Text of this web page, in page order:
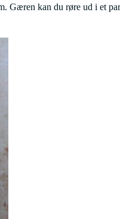
Gæren kan du røre ud i et